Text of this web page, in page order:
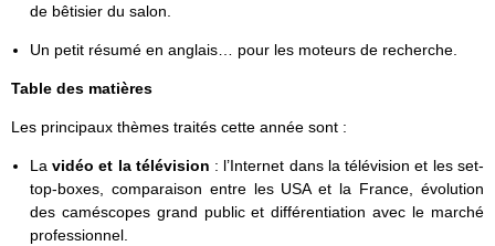
de bêtisier du salon.
Un petit résumé en anglais… pour les moteurs de recherche.
Table des matières
Les principaux thèmes traités cette année sont :
Lavidéo et la télévision : l’Internet dans la télévision et les set-
top-boxes, comparaison entre les USA et la France, évolution
des caméscopes grand public et différentiation avec le marché
professionnel.